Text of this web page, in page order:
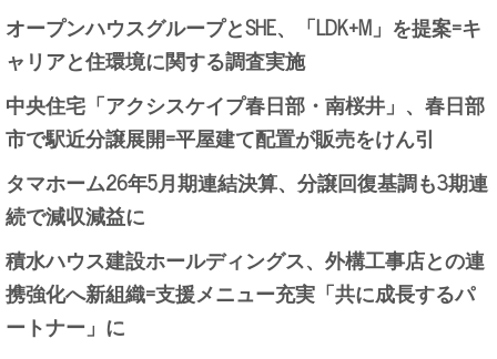
オープンハウスグループとSHE、「LDK+M」を提案=キ
ャリアと住環境に関する調査実施
中央住宅「アクシスケイプ春日部・南桜井」、春日部
市で駅近分譲展開=平屋建て配置が販売をけん引
タマホーム26年5月期連結決算、分譲回復基調も3期連
続で減収減益に
積水ハウス建設ホールディングス、外構工事店との連
携強化へ新組織=支援メニュー充実「共に成長するパ
ートナー」に